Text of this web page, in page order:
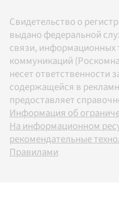
Свидетельство о
выдано федеральной
связи, информационных
коммуникаций
несет ответственности
содержащейся в
предоставляет
Информация об
На информационном
рекомендательные
Правилами